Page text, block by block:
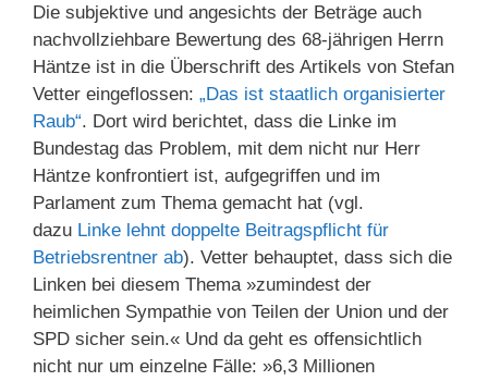
Die subjektive und angesichts der Beträge auch
nachvollziehbare Bewertung des 68-jährigen Herrn
Häntze ist in die Überschrift des Artikels von Stefan
Vetter eingeflossen: „Das ist staatlich organisierter
Raub“. Dort wird berichtet, dass die Linke im
Bundestag das Problem, mit dem nicht nur Herr
Häntze konfrontiert ist, aufgegriffen und im
Parlament zum Thema gemacht hat (vgl.
dazu Linke lehnt doppel­te Beitrags­pflicht für
Betriebs­rentner ab). Vetter behauptet, dass sich die
Linken bei diesem Thema »zumindest der
heimlichen Sympathie von Teilen der Union und der
SPD sicher sein.« Und da geht es offensichtlich
nicht nur um einzelne Fälle: »6,3 Millionen